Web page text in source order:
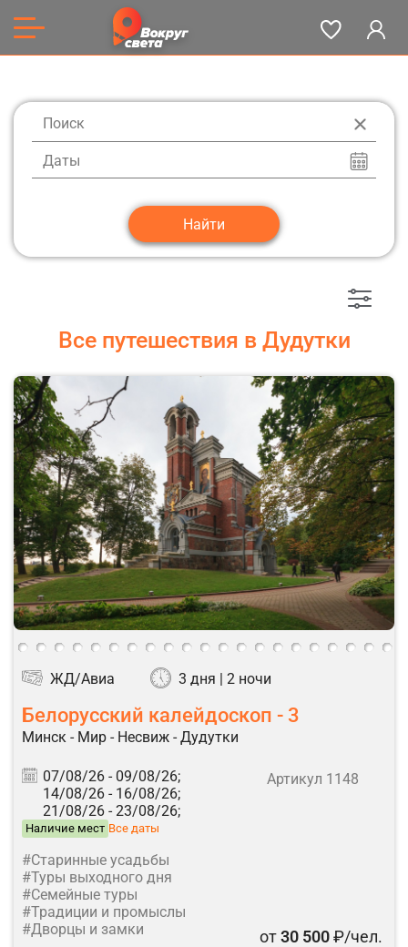
Даты
Все путешествия в Дудутки
ЖД/Авиа 3 дня | 2 ночи
Белорусский калейдоскоп - 3
Минск - Мир - Несвиж - Дудутки
07/08/26 - 09/08/26;
14/08/26 - 16/08/26;
21/08/26 - 23/08/26;
Наличие мест Все даты
Артикул 1148
#Старинные усадьбы
#Туры выходного дня
#Семейные туры
#Традиции и промыслы
#Дворцы и замки
от30 500₽/чел.